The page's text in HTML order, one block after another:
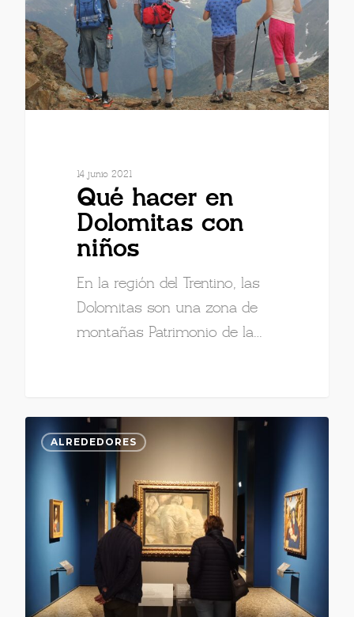
14 junio 2021
Qué hacer en
Dolomitas con
niños
En la región del Trentino, las
Dolomitas son una zona de
montañas Patrimonio de la…
ALREDEDORES